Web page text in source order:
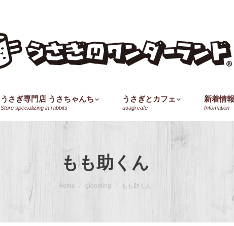
うさぎ専門店 うさちゃんち
Store specializing in rabbits
うさぎとカフェ
usagi cafe
新着情報
Infomation
もも助くん
Home glooming もも助くん